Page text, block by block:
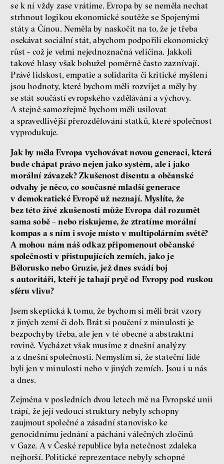
se k ní vždy zase vrátíme. Evropa by se neměla nechat
strhnout logikou ekonomické soutěže se Spojenými
státy a Čínou. Neměla by naskočit na to, že je třeba
osekávat sociální stát, abychom podpořili ekonomický
růst - což je velmi nejednoznačná veličina. Jakkoli
takové hlasy však bohužel poměrně často zaznívají.
Právě lidskost, empatie a solidarita či kritické myšlení
jsou hodnoty, které bychom měli rozvíjet a měly by
se stát součástí evropského vzdělávání a výchovy.
A stejně samozřejmě bychom měli usilovat
a spravedlivější přerozdělování statků, které společnost
vyprodukuje.
Jak by měla Evropa vychovávat novou generaci, která
bude chápat právo nejen jako systém, ale i jako
morální závazek? Zkušenost disentu a občanské
odvahy je něco, co současné mladší generace
v demokratické Evropě už neznají. Myslíte, že
bez této živé zkušenosti může Evropa dál rozumět
sama sobě – nebo riskujeme, že ztratíme morální
kompas a s ním i svoje místo v multipolárním světě?
A mohou nám náš odkaz připomenout občanské
společnosti v přistupujících zemích, jako je
Bělorusko nebo Gruzie, jež dnes svádí boj
s autoritáři, kteří je tahají pryč od Evropy pod ruskou
sféru vlivu?
Jsem skeptická k tomu, že bychom si měli brát vzory
z jiných zemí či dob. Brát si poučení z minulosti je
bezpochyby třeba, ale jen v té obecné a abstraktní
rovině. Vycházet však musíme z dnešní analýzy
a z dnešní společnosti. Nemyslím si, že stateční lidé
byli jen v minulosti nebo v jiných zemích. Jsou i u nás
a dnes.
Zejména v posledních dvou letech mě na Evropské unii
trápí, že její vedoucí struktury nebyly schopny
zaujmout společné a zásadní stanovisko ke
genocidnímu jednání a páchání válečných zločinů
v Gaze. A v České republice byla netečnost zdaleka
nejhorší. Politické reprezentace nebyly schopné